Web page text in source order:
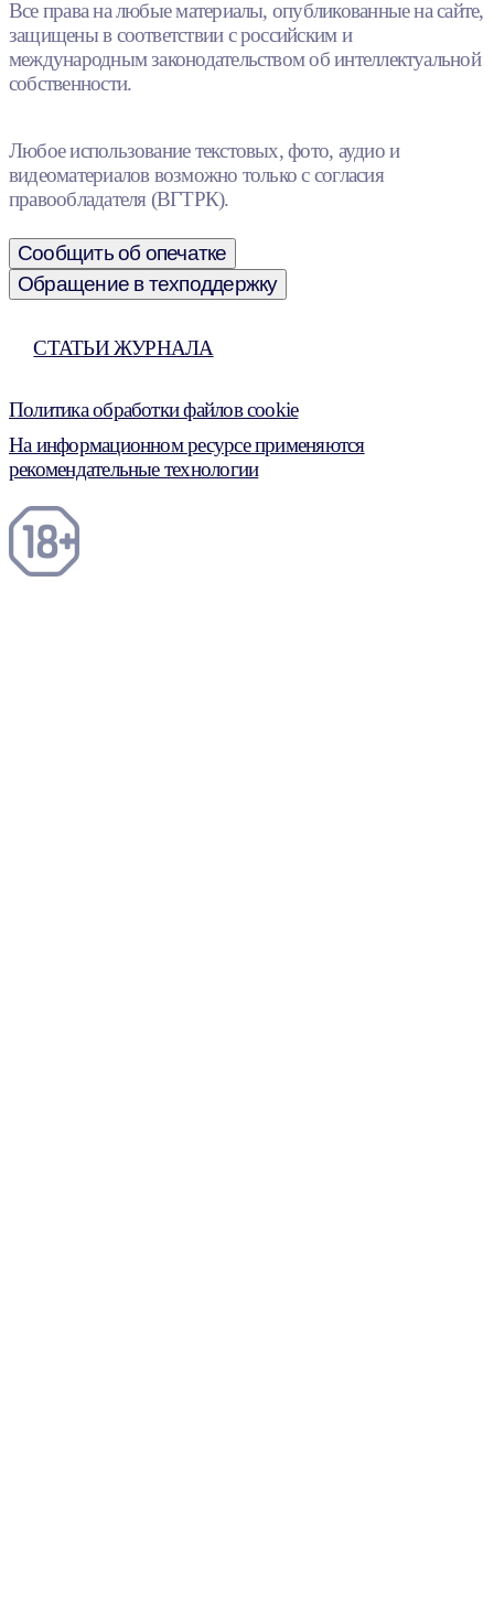
Все права на любые материалы, опубликованные на сайте,
защищены в соответствии с российским и
международным законодательством об интеллектуальной
собственности.
Любое использование текстовых, фото, аудио и
видеоматериалов возможно только с согласия
правообладателя (ВГТРК).
Сообщить об опечатке
Обращение в техподдержку
СТАТЬИ ЖУРНАЛА
Политика обработки файлов cookie
На информационном ресурсе применяются
рекомендательные технологии